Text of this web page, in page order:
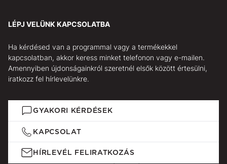
LÉPJ VELÜNK KAPCSOLATBA
Ha kérdésed van a programmal vagy a termékekkel
kapcsolatban, akkor keress minket telefonon vagy e-mailen.
Amennyiben újdonságainkról szeretnél elsők között értesülni,
iratkozz fel hírlevelünkre.
GYAKORI KÉRDÉSEK
KAPCSOLAT
HÍRLEVÉL FELIRATKOZÁS